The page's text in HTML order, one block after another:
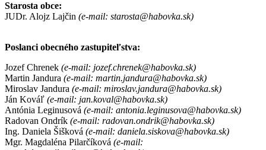
Starosta obce:
JUDr. Alojz Lajčin (e-mail: starosta@habovka.sk)
Poslanci obecného zastupiteľstva:
Jozef Chrenek (e-mail: jozef.chrenek@habovka.sk)
Martin Jandura (e-mail: martin.jandura@habovka.sk)
Miroslav Jandura (e-mail: miroslav.jandura@habovka.sk)
Ján Kováľ (e-mail: jan.koval@habovka.sk)
Antónia Leginusová (e-mail: antonia.leginusova@habovka.sk)
Radovan Ondrík (e-mail: radovan.ondrik@habovka.sk)
Ing. Daniela Šišková (e-mail: daniela.siskova@habovka.sk)
Mgr. Magdaléna Pilarčíková (e-mail: